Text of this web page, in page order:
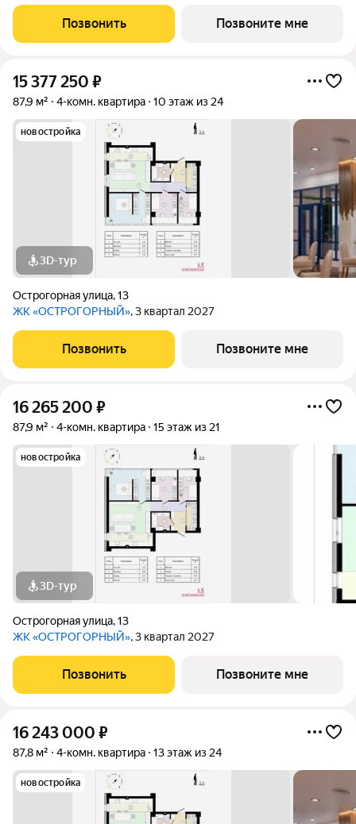
Позвонить Позвоните мне
15 377 250 ₽
87,9 м² 4-комн. квартира 10 этаж из 24
новостройка
3D-тур
Острогорная улица,13
ЖК «ОСТРОГОРНЫЙ», 3 квартал 2027
Позвонить Позвоните мне
16 265 200 ₽
87,9 м² 4-комн. квартира 15 этаж из 21
новостройка
3D-тур
Острогорная улица,13
ЖК «ОСТРОГОРНЫЙ», 3 квартал 2027
Позвонить Позвоните мне
16 243 000 ₽
87,8 м² 4-комн. квартира 13 этаж из 24
новостройка